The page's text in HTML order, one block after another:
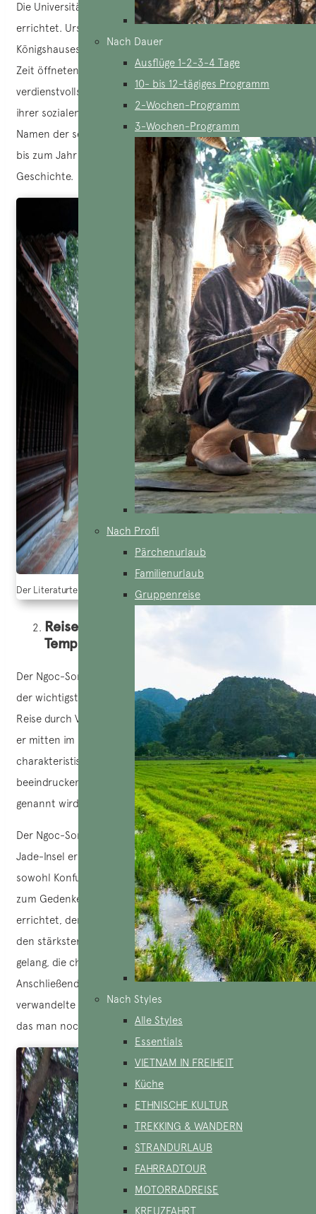
Nach Dauer
Ausflüge 1-2-3-4 Tage
10- bis 12-tägiges Programm
2-Wochen-Programm
3-Wochen-Programm
Nach Profil
Pärchenurlaub
Familienurlaub
Gruppenreise
Nach Styles
Alle Styles
Essentials
VIETNAM IN FREIHEIT
Küche
ETHNISCHE KULTUR
TREKKING & WANDERN
STRANDURLAUB
FAHRRADTOUR
MOTORRADREISE
KREUZFAHRT
Die Universität wurde auf der Rückseite des Tempels
errichtet. Ursprünglich hatten nur Mitglieder des
Königshauses das Privileg, sie zu betreten. Im Laufe der
Zeit öffneten sich die Türen der Universität jedoch für die
verdienstvollsten Studenten des Landes, unabhängig von
ihrer sozialen Herkunft. Die Platten im Tempel tragen die
Namen der seltenen Absolventen der Literaturuniversität
bis zum Jahr 2313 und zeugen von ihrer über 700-jährigen
Geschichte.
Der Literaturtempel in Hanoi (Quelle: Lao Dongs Tagebuch)
Reise nach Vietnam – Besuch des
Tempels von Ngoc Son
Der Ngoc-Son-Tempel oder Tempel des Jadebergs ist einer
der wichtigsten Tempel in Hanoi und ein Muss auf jeder
Reise durch Vietnam. Einer seiner größten Reize ist, dass
er mitten im Hoam-Kiem-See liegt, neben seiner
charakteristischen roten Brücke und dem
beeindruckenden Eingangstor, das auch „Das Mondtor“
genannt wird.
Der Ngoc-Son-Tempel wurde im 18. Jahrhundert auf der
Jade-Insel errichtet, ebenso wie der Literaturtempel, um
sowohl Konfuzius als auch Neidan zu verehren. Er wurde
zum Gedenken an die Legende des Kriegers Tran Hung Dao
errichtet, der ein magisches Schwert fischte, das ihn in
den stärksten Kaiser von allen verwandelte und dem es
gelang, die chinesische Ming-Dynastie zu besiegen.
Anschließend warf er das Schwert in den See und es
verwandelte sich in eine goldene Schildkröte, ein Symbol,
das man noch heute im Tempel sehen kann.